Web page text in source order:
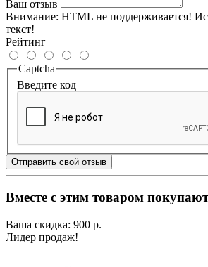
Ваш отзыв
Внимание: HTML не поддерживается!
текст!
Рейтинг
Captcha
Введите код
Отправить свой отзыв
Вместе с этим товаром покупают
Ваша скидка: 900 р.
Лидер продаж!